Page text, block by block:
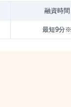
融資時間
最短9分※